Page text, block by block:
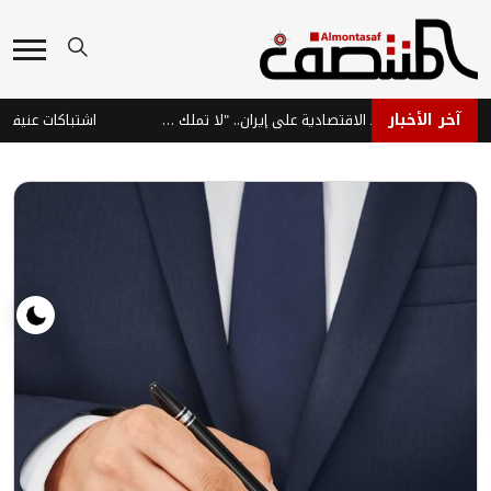
آخر الأخبار ترامب: نراقب الضغوط الاقتصادية على إيران.. "لا تملك الأموال" اشتباكات عنيفة